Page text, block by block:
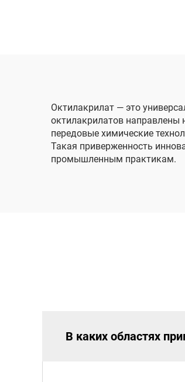
Октилакрилат — это
октилакрилатов направлены
передовые химические
Такая приверженность
промышленным практикам.
В каких областях